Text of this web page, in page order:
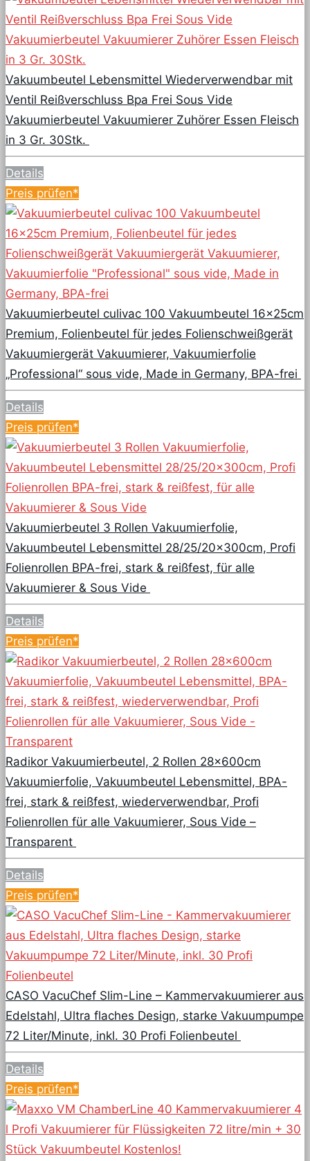
Vakuumbeutel Lebensmittel Wiederverwendbar mit
Ventil Reißverschluss Bpa Frei Sous Vide
Vakuumierbeutel Vakuumierer Zuhörer Essen Fleisch
in 3 Gr. 30Stk.
Details
Preis prüfen*
Vakuumierbeutel culivac 100 Vakuumbeutel 16x25cm
Premium, Folienbeutel für jedes Folienschweißgerät
Vakuumiergerät Vakuumierer, Vakuumierfolie
„Professional“ sous vide, Made in Germany, BPA-frei
Details
Preis prüfen*
Vakuumierbeutel 3 Rollen Vakuumierfolie,
Vakuumbeutel Lebensmittel 28/25/20x300cm, Profi
Folienrollen BPA-frei, stark & reißfest, für alle
Vakuumierer & Sous Vide
Details
Preis prüfen*
Radikor Vakuumierbeutel, 2 Rollen 28x600cm
Vakuumierfolie, Vakuumbeutel Lebensmittel, BPA-
frei, stark & reißfest, wiederverwendbar, Profi
Folienrollen für alle Vakuumierer, Sous Vide –
Transparent
Details
Preis prüfen*
CASO VacuChef Slim-Line – Kammervakuumierer aus
Edelstahl, Ultra flaches Design, starke Vakuumpumpe
72 Liter/Minute, inkl. 30 Profi Folienbeutel
Details
Preis prüfen*